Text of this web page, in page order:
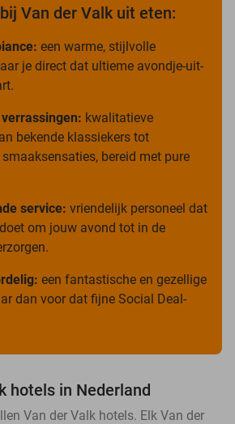
Van der Valk uit eten:
een warme, stijlvolle
je direct dat ultieme avondje-uit-
kwalitatieve
bekende klassiekers tot
bereid met pure
service: vriendelijk personeel dat
om jouw avond tot in de
een fantastische en gezellige
dan voor dat fijne Social Deal-
hotels in Nederland
Van der Valk hotels. Elk Van der